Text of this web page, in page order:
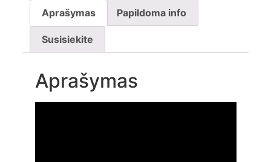
Aprašymas Papildoma info
Susisiekite
Aprašymas